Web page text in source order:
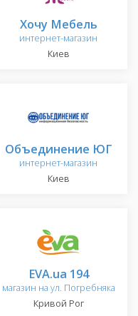
Хочу Мебель
интернет-магазин
Киев
Объединение ЮГ
интернет-магазин
Киев
EVA.ua 194
магазин на ул. Погребняка
Кривой Рог